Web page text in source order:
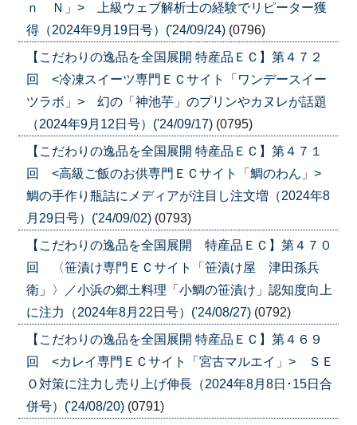
ｎ Ｎ」> 上級ウェブ解析士の経験でリピーター獲
得（2024年9月19日号）('24/09/24) (0796)
【こだわりの逸品を全国展開 特産品ＥＣ】第４７２
回 <冷凍スイーツ専門ＥＣサイト「ワンデースイー
ツラボ」> 幻の「神池芋」のプリンやカヌレが話題
（2024年9月12日号）('24/09/17) (0795)
【こだわりの逸品を全国展開 特産品ＥＣ】第４７１
回 <高級ご飯のお供専門ＥＣサイト「鯛のわん」>
鯛の手作り瓶詰にメディアが注目し注文増（2024年8
月29日号）('24/09/02) (0793)
【こだわりの逸品を全国展開 特産品ＥＣ】第４７０
回 〈笹漬け専門ＥＣサイト「笹漬け屋 津田孫兵
衛」〉／小浜の郷土料理「小鯛の笹漬け」認知度向上
に注力（2024年8月22日号）('24/08/27) (0792)
【こだわりの逸品を全国展開 特産品ＥＣ】第４６９
回 <カレイ専門ＥＣサイト「宮古マルエイ」> ＳＥ
Ｏ対策に注力し売り上げ伸長（2024年8月8日･15日合
併号）('24/08/20) (0791)